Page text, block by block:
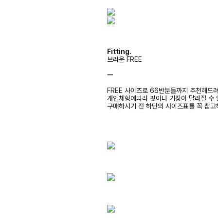
Fitting.
브라운 FREE
ㅡ
FREE 사이즈로 66반분들까지 추천해드
개인체형에따라 핏이나 기장이 달라질 수
구매하시기 전 하단의 사이즈표를 꼭 참고